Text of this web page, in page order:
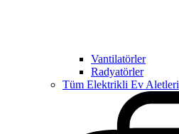
Vantilatörler
Radyatörler
Tüm Elektrikli Ev Aletleri